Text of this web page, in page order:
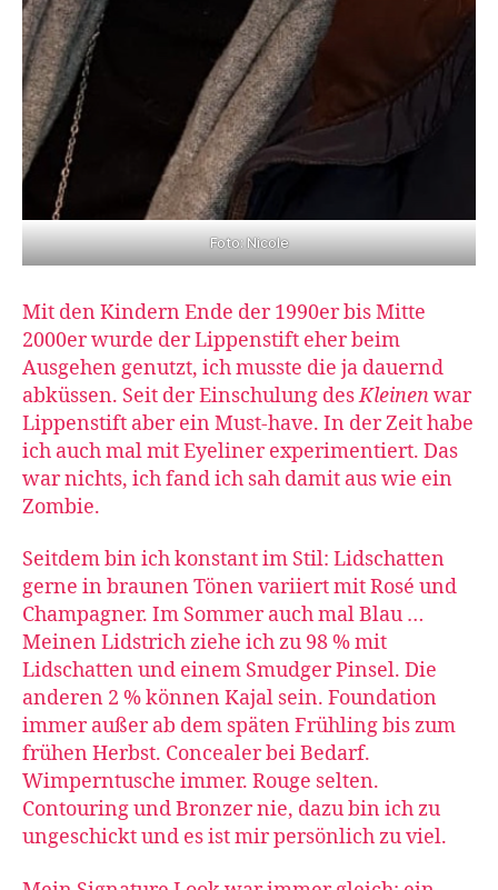
Foto: Nicole
Mit den Kindern Ende der 1990er bis Mitte
2000er wurde der Lippenstift eher beim
Ausgehen genutzt, ich musste die ja dauernd
abküssen. Seit der Einschulung desKleinenwar
Lippenstift aber ein Must-have. In der Zeit habe
ich auch mal mit Eyeliner experimentiert. Das
war nichts, ich fand ich sah damit aus wie ein
Zombie.
Seitdem bin ich konstant im Stil: Lidschatten
gerne in braunen Tönen variiert mit Rosé und
Champagner. Im Sommer auch mal Blau …
Meinen Lidstrich ziehe ich zu 98 % mit
Lidschatten und einem Smudger Pinsel. Die
anderen 2 % können Kajal sein. Foundation
immer außer ab dem späten Frühling bis zum
frühen Herbst. Concealer bei Bedarf.
Wimperntusche immer. Rouge selten.
Contouring und Bronzer nie, dazu bin ich zu
ungeschickt und es ist mir persönlich zu viel.